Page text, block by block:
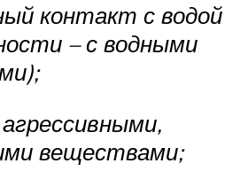
контакт с водой
– с водными
веществами;